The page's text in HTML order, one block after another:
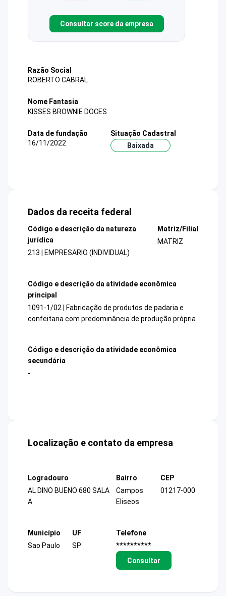
Consultar score da empresa
Razão Social
ROBERTO CABRAL
Nome Fantasia
KISSES BROWNIE DOCES
Data de fundação
16/11/2022
Situação Cadastral
Baixada
Dados da receita federal
Código e descrição da natureza
jurídica
213 | EMPRESARIO (INDIVIDUAL)
Matriz/Filial
MATRIZ
Código e descrição da atividade econômica
principal
1091-1/02 | Fabricação de produtos de padaria e
confeitaria com predominância de produção própria
Código e descrição da atividade econômica
secundária
-
Localização e contato da empresa
Logradouro
AL DINO BUENO 680 SALA
A
Bairro
Campos
Eliseos
CEP
01217-000
Município
Sao Paulo
UF
SP
Telefone
**********
Consultar